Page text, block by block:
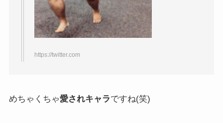
https://twitter.com
めちゃくちゃ愛されキャラですね(笑)